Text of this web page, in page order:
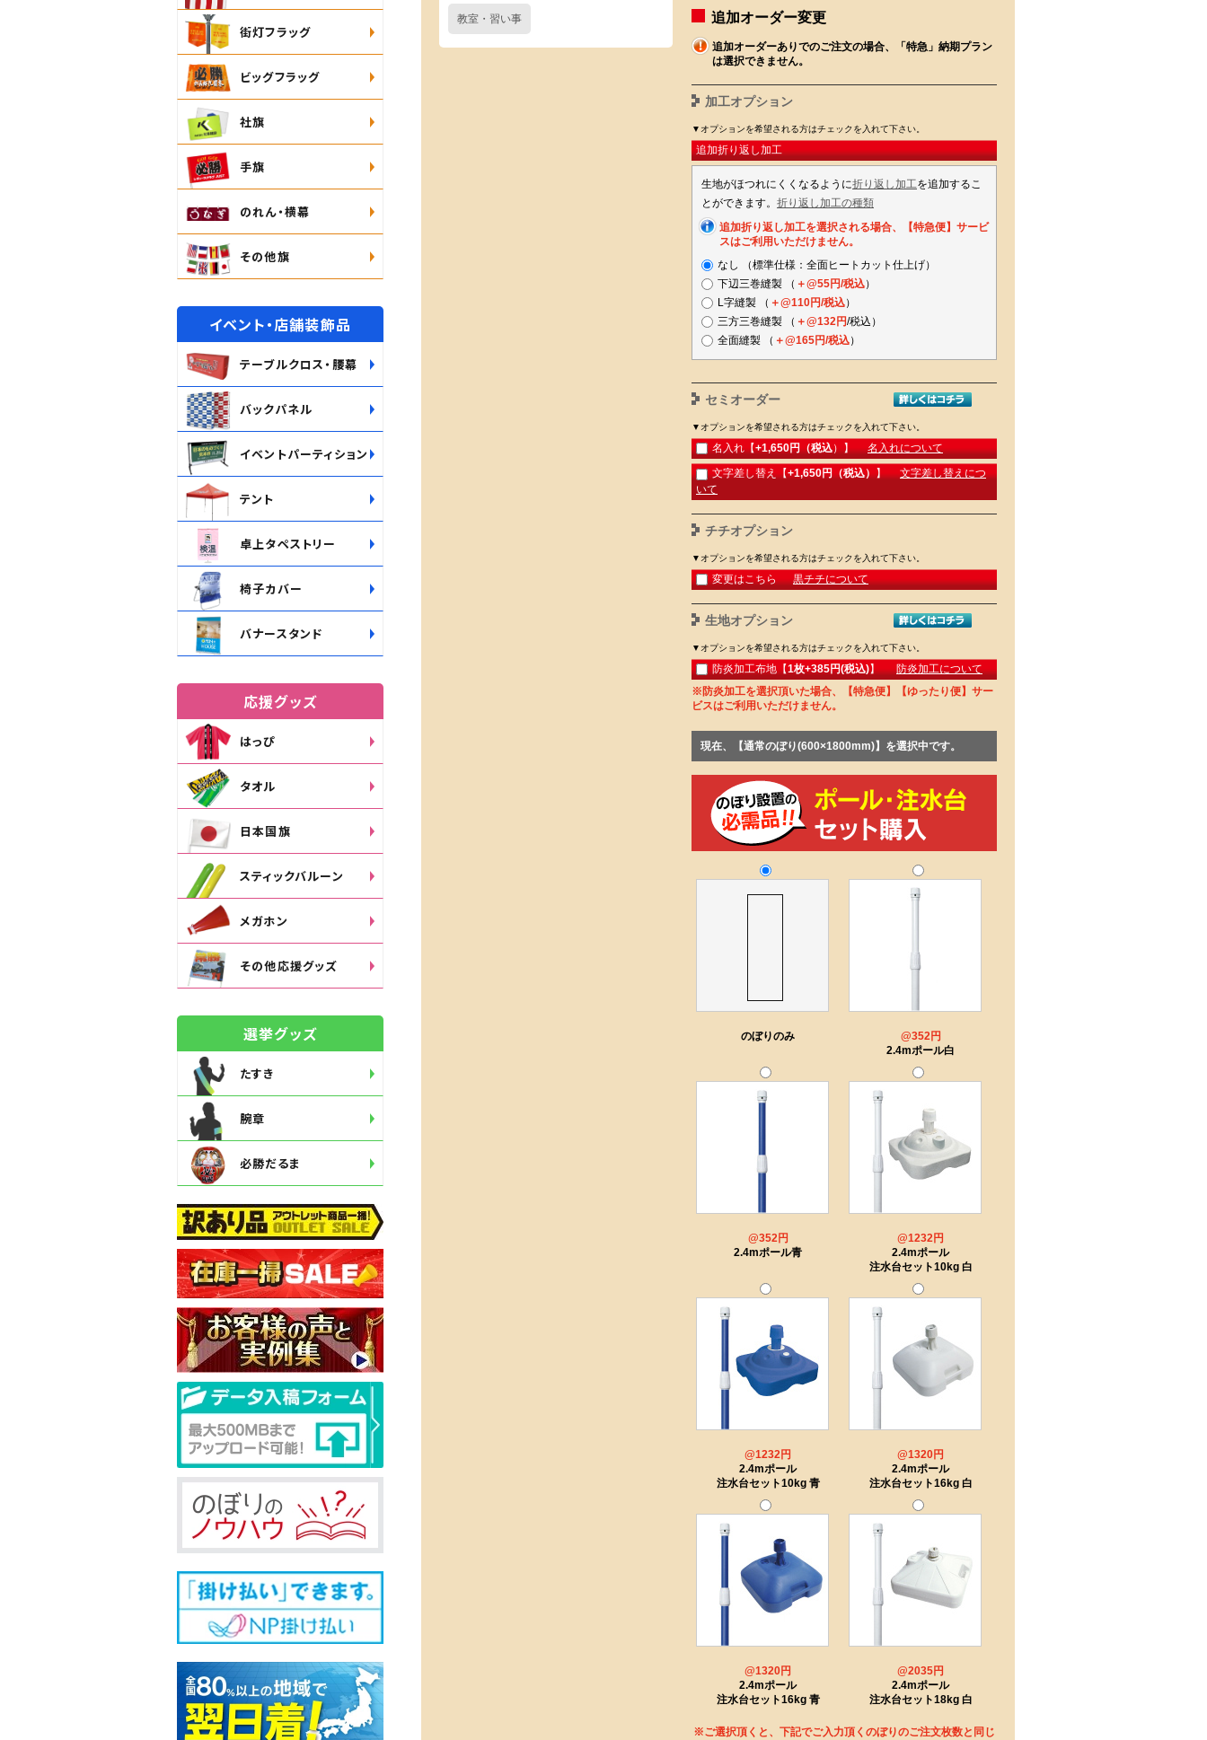
追加オーダー変更
追加オーダーありでのご注文の場合、「特急」納期プラン
は選択できません。
加工オプション
▼オプションを希望される方はチェックを入れて下さい。
追加折り返し加工
生地がほつれにくくなるように折り返し加工を追加するこ
とができます。 折り返し加工の種類
追加折り返し加工を選択される場合、【特急便】サービ
スはご利用いただけません。
なし （標準仕様：全面ヒートカット仕上げ）
下辺三巻縫製 （ ＋@55円/税込）
L字縫製 （ ＋@110円/税込）
三方三巻縫製 （ ＋@132円/税込）
全面縫製 （ ＋@165円/税込）
セミオーダー
▼オプションを希望される方はチェックを入れて下さい。
名入れ【+1,650円（税込）】 名入れについて
文字差し替え【+1,650円（税込）】
文字差し替えにつ
いて
チチオプション
▼オプションを希望される方はチェックを入れて下さい。
変更はこちら 黒チチについて
生地オプション
▼オプションを希望される方はチェックを入れて下さい。
防炎加工布地【1枚+385円(税込)】
防炎加工について
※防炎加工を選択頂いた場合、【特急便】【ゆったり便】サー
ビスはご利用いただけません。
現在、【通常のぼり(600×1800mm)】を選択中です。
のぼりのみ
@352円
2.4mポール白
@352円
2.4mポール青
@1232円
2.4mポール
注水台セット10kg 白
@1232円
2.4mポール
注水台セット10kg 青
@1320円
2.4mポール
注水台セット16kg 白
@1320円
2.4mポール
注水台セット16kg 青
@2035円
2.4mポール
注水台セット18kg 白
※ご選択頂くと、下記でご入力頂くのぼりのご注文枚数と同じ
教室・習い事
街灯フラッグ
ビッグフラッグ
社旗
手旗
のれん・横幕
その他旗
イベント・店舗装飾品
テーブルクロス・腰幕
バックパネル
イベントパーティション
テント
卓上タペストリー
椅子カバー
バナースタンド
応援グッズ
はっぴ
タオル
日本国旗
スティックバルーン
メガホン
その他応援グッズ
選挙グッズ
たすき
腕章
必勝だるま